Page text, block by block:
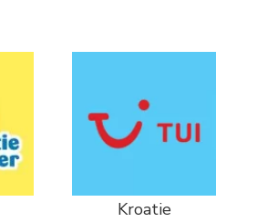
Kroatie